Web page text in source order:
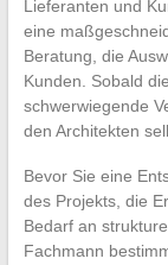
Lieferanten und
eine
Beratung, die
Kunden. Sobald
schwerwiegende
den Architekten
Bevor Sie eine
des Projekts, die
Bedarf an
Fachmann